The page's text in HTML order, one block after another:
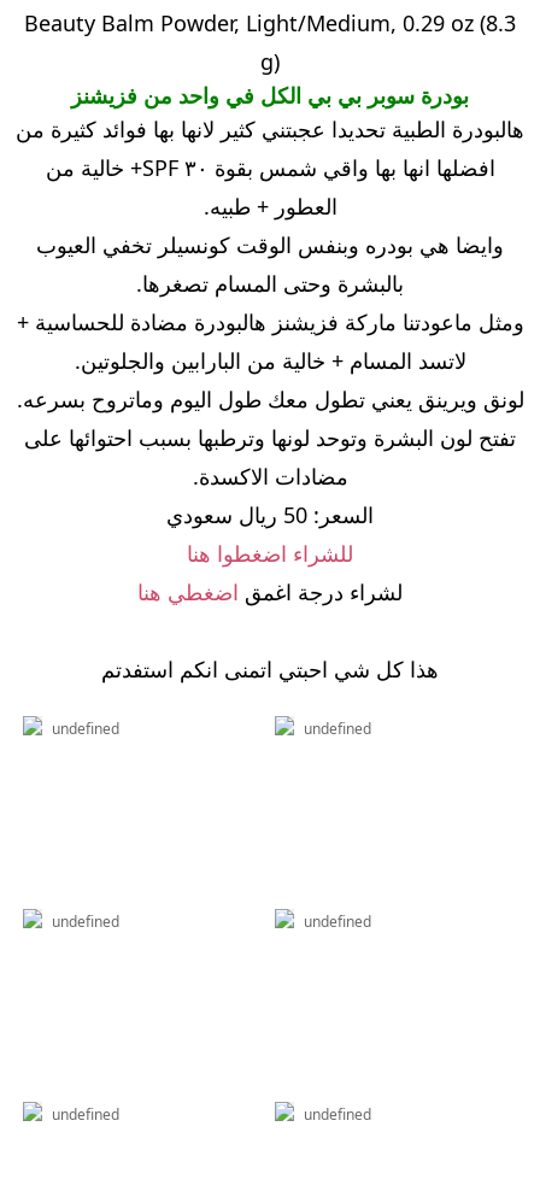
Beauty Balm Powder, Light/Medium, 0.29 oz (8.3
g)
بودرة سوبر بي بي الكل في واحد من فزيشنز
هالبودرة الطبية تحديدا عجبتني كثير لانها بها فوائد كثيرة من
افضلها انها بها واقي شمس بقوة ٣٠ SPF+ خالية من
العطور + طبيه.
وايضا هي بودره وبنفس الوقت كونسيلر تخفي العيوب
بالبشرة وحتى المسام تصغرها.
ومثل ماعودتنا ماركة فزيشنز هالبودرة مضادة للحساسية +
لاتسد المسام + خالية من البارابين والجلوتين.
لونق ويرينق يعني تطول معك طول اليوم وماتروح بسرعه.
تفتح لون البشرة وتوحد لونها وترطبها بسبب احتوائها على
مضادات الاكسدة.
السعر: 50 ريال سعودي
للشراء اضغطوا هنا
لشراء درجة اغمق اضغطي هنا
هذا كل شي احبتي اتمنى انكم استفدتم
undefined undefined
undefined undefined
undefined undefined